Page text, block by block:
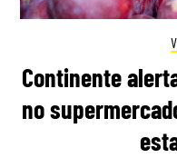
Continente
no